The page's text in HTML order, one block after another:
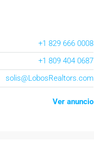
+1 829 666 0008
+1 809 404 0687
solis@LobosRealtors.com
Ver anuncio